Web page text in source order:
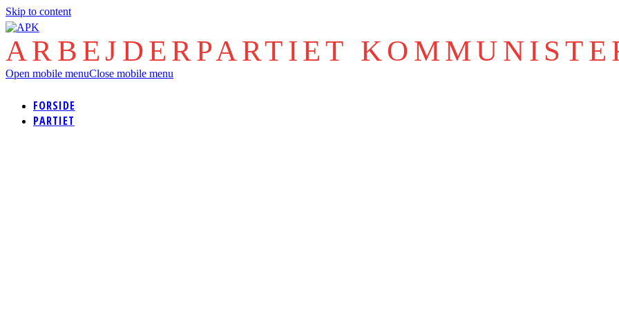
Skip to content
ARBEJDERPARTIET
Open mobile menuClose mobile menu
FORSIDE
PARTIET